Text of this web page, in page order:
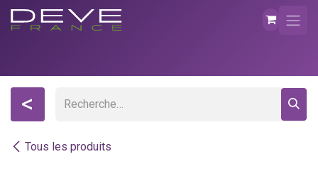
Se rendre au contenu
Tous les produits
<